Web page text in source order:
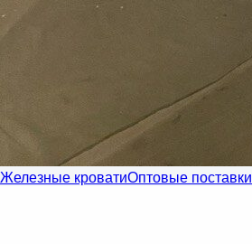
Железные кроватиОптовые поставки